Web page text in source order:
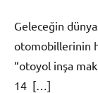
Geleceğin
otomobillerinin
“otoyol inşa
14 […]